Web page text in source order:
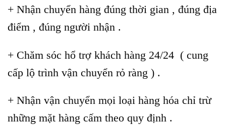
+ Nhận chuyển hàng đúng thời gian , đúng địa
điểm , đúng người nhận .
+ Chăm sóc hổ trợ khách hàng 24/24 ( cung
cấp lộ trình vận chuyển rỏ ràng ) .
+ Nhận vận chuyển mọi loại hàng hóa chỉ trừ
những mặt hàng cấm theo quy định .